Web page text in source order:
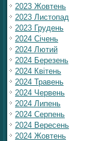
2023 Жовтень
2023 Листопад
2023 Грудень
2024 Січень
2024 Лютий
2024 Березень
2024 Квітень
2024 Травень
2024 Червень
2024 Липень
2024 Серпень
2024 Вересень
2024 Жовтень